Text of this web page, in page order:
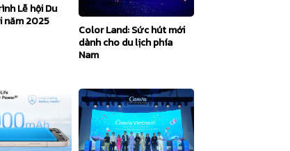
Lễ hội Du
năm 2025
Color Land: Sức hút mới
dành cho du lịch phía
Nam